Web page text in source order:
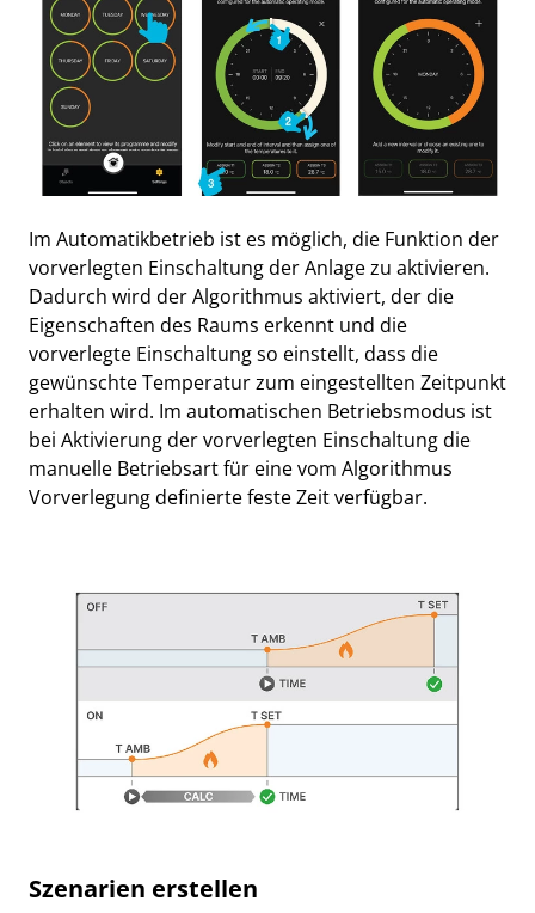
Im Automatikbetrieb ist es möglich, die Funktion der
vorverlegten Einschaltung der Anlage zu aktivieren.
Dadurch wird der Algorithmus aktiviert, der die
Eigenschaften des Raums erkennt und die
vorverlegte Einschaltung so einstellt, dass die
gewünschte Temperatur zum eingestellten Zeitpunkt
erhalten wird. Im automatischen Betriebsmodus ist
bei Aktivierung der vorverlegten Einschaltung die
manuelle Betriebsart für eine vom Algorithmus
Vorverlegung definierte feste Zeit verfügbar.
Szenarien erstellen